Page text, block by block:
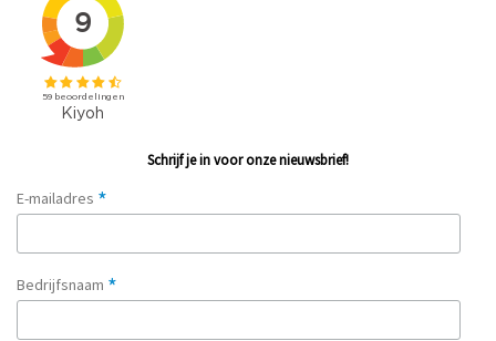
Schrijf je in voor onze nieuwsbrief!
E-mailadres *
Bedrijfsnaam *